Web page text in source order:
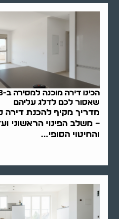
שאסור לכם לדלג עליהם
– משלב הפינוי הראשוני
והחיטוי הסופי...